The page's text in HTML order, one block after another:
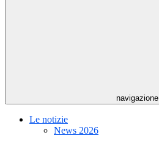
navigazione
Le notizie
News 2026